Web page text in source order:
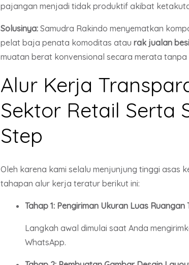
pajangan menjadi tidak produktif akibat
Solusinya:Samudra Rakindo menyematkan
pelat baja penata komoditas atau rak jualan besi
muatan berat konvensional secara merata
Alur Kerja
Sektor Retail Serta
Step
Oleh karena kami selalu menjunjung tinggi asas
tahapan alur kerja teratur berikut ini:
Tahap 1: Pengiriman Ukuran Luas
Langkah awal dimulai saat Anda
WhatsApp.